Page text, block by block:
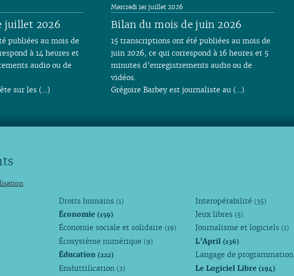
juillet 2026
publiées au mois de
à 14 heures et
audio ou de
sur les (…)
Bilan du mois de juin 2026
Mercredi 1er juillet 2026
15 transcriptions ont été publiées au mois de
juin 2026, ce qui correspond à 16 heures et 5
minutes d’enregistrements audio ou de
vidéos.
Grégoire Barbey est journaliste au (…)
Droits humains (1)
Économie(159)
Économie sociale et solidaire (19)
Écosystème numérique (9)
Éducation(222)
Enshittification (2)
Interopérabilité (35)
Jeux libres (5)
Journalisme et logiciels (1)
L’April(136)
Langage de programmation
Le Logiciel Libre(194)